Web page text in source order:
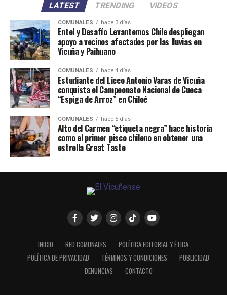
LATEST TRENDING VIDEOS
COMUNALES hace 3 días
Entel y Desafío Levantemos Chile despliegan
apoyo a vecinos afectados por las lluvias en
Vicuña y Paihuano
COMUNALES hace 4 días
Estudiante del Liceo Antonio Varas de Vicuña
conquista el Campeonato Nacional de Cueca
“Espiga de Arroz” en Chiloé
COMUNALES hace 5 días
Alto del Carmen “etiqueta negra” hace historia
como el primer pisco chileno en obtener una
estrella Great Taste
INICIO RED COMUNALES
POLÍTICA EDITORIAL Y ÉTICA
POLÍTICA DE PRIVACIDAD
TÉRMINOS Y CONDICIONES
PUBLICIDAD
DENUNCIAS
CONTACTO